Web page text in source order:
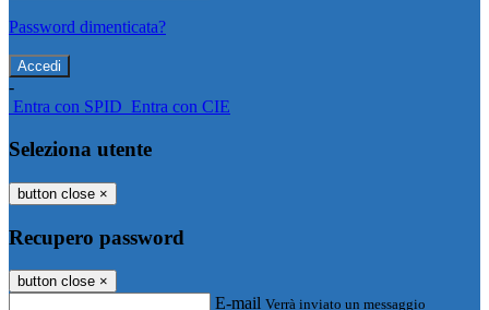
Password dimenticata?
-
Entra con SPID Entra con CIE
Seleziona utente
button close ×
Recupero password
button close ×
E-mail Verrà inviato un messaggio